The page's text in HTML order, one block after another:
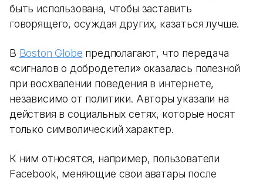
быть использована, чтобы заставить
говорящего, осуждая других, казаться лучше.
В Boston Globe предполагают, что передача
«сигналов о добродетели» оказалась полезной
при восхвалении поведения в интернете,
независимо от политики. Авторы указали на
действия в социальных сетях, которые носят
только символический характер.
К ним относятся, например, пользователи
Facebook, меняющие свои аватары после